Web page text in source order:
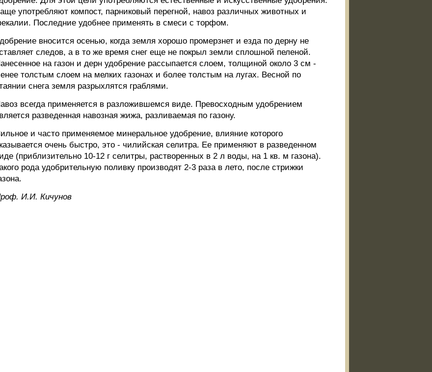
употребляют компост, парниковый перегной, навоз различных животных и
Последние удобнее применять в смеси с торфом.
вносится осенью, когда земля хорошо промерзнет и езда по дерну не
следов, а в то же время снег еще не покрыл земли сплошной пеленой.
на газон и дерн удобрение рассыпается слоем, толщиной около 3 см -
толстым слоем на мелких газонах и более толстым на лугах. Весной по
снега земля разрыхлятся граблями.
всегда применяется в разложившемся виде. Превосходным удобрением
разведенная навозная жижа, разливаемая по газону.
и часто применяемое минеральное удобрение, влияние которого
очень быстро, это - чилийская селитра. Ее применяют в разведенном
(приблизительно 10-12 г селитры, растворенных в 2 л воды, на 1 кв. м газона).
рода удобрительную поливку производят 2-3 раза в лето, после стрижки
И.И. Кичунов